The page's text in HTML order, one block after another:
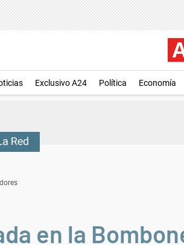
Exclusivo A24 Política Economía
en la